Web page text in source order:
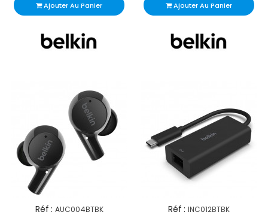
Ajouter Au Panier Ajouter Au Panier
Réf : AUC004BTBK Réf : INC012BTBK